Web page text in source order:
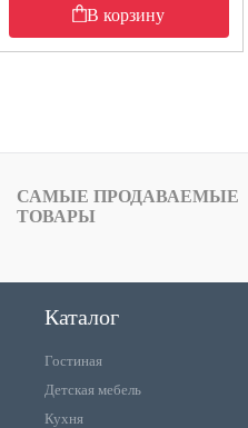
В корзину
САМЫЕ ПРОДАВАЕМЫЕ
ТОВАРЫ
Каталог
Гостиная
Детская мебель
Кухня